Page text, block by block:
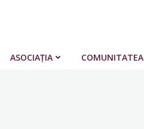
ASOCIAȚIA COMUNITATEA